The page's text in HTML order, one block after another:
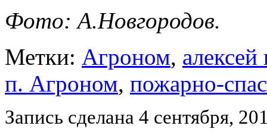
Фото: А.Новгородов.
Метки: Агроном,
п. Агроном, пожарно-
Запись сделана 4 сентября,